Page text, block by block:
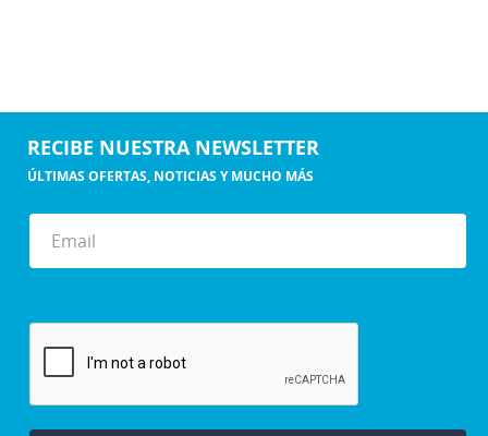
RECIBE NUESTRA NEWSLETTER
ÚLTIMAS OFERTAS, NOTICIAS Y MUCHO MÁS